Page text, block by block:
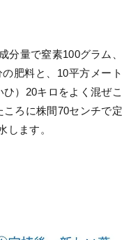
分量で窒素100グラム、
肥料と、10平方メート
）20キロをよく混ぜこ
ろに株間70センチで定
します。